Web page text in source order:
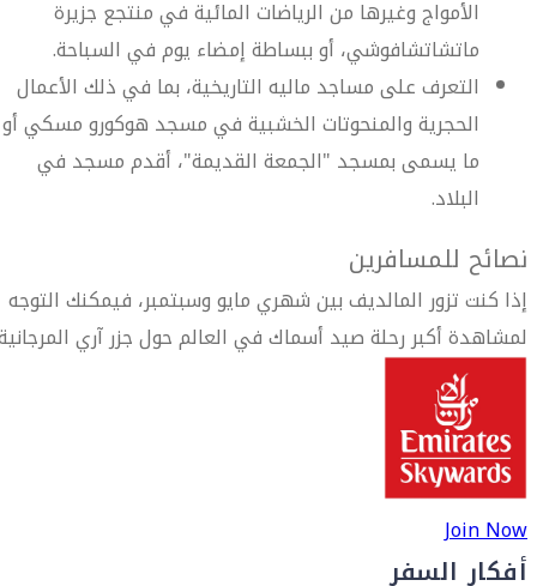
الأمواج وغيرها من الرياضات المائية في منتجع جزيرة
ماتشاتشافوشي، أو ببساطة إمضاء يوم في السباحة.
التعرف على مساجد ماليه التاريخية، بما في ذلك الأعمال
الحجرية والمنحوتات الخشبية في مسجد هوكورو مسكي أو
ما يسمى بمسجد "الجمعة القديمة"، أقدم مسجد في
البلاد.
نصائح للمسافرين
إذا كنت تزور المالديف بين شهري مايو وسبتمبر، فيمكنك التوجه
لمشاهدة أكبر رحلة صيد أسماك في العالم حول جزر آري
Join Now
أفكار السفر